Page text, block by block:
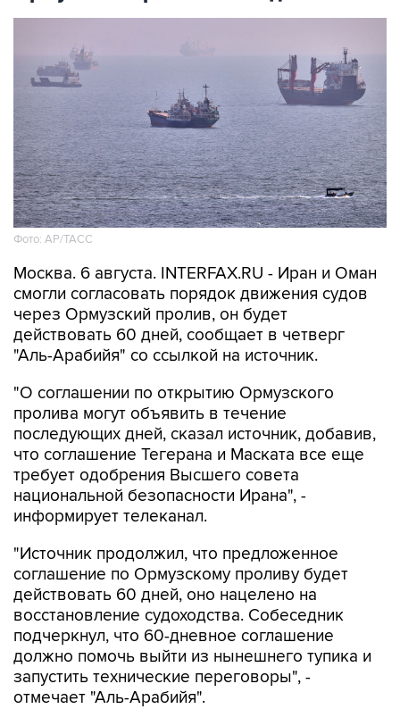
Фото: AP/ТАСС
Москва. 6 августа. INTERFAX.RU - Иран и Оман
смогли согласовать порядок движения судов
через Ормузский пролив, он будет
действовать 60 дней, сообщает в четверг
"Аль-Арабийя" со ссылкой на источник.
"О соглашении по открытию Ормузского
пролива могут объявить в течение
последующих дней, сказал источник, добавив,
что соглашение Тегерана и Маската все еще
требует одобрения Высшего совета
национальной безопасности Ирана", -
информирует телеканал.
"Источник продолжил, что предложенное
соглашение по Ормузскому проливу будет
действовать 60 дней, оно нацелено на
восстановление судоходства. Собеседник
подчеркнул, что 60-дневное соглашение
должно помочь выйти из нынешнего тупика и
запустить технические переговоры", -
отмечает "Аль-Арабийя".